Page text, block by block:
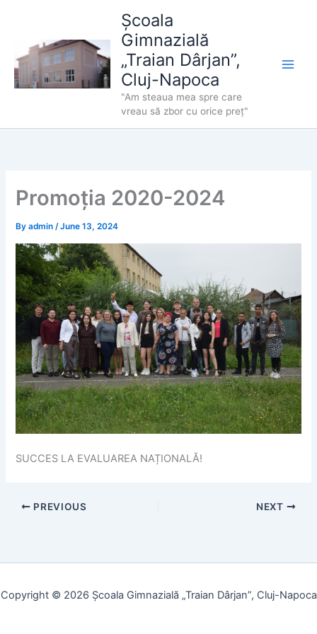
content
Școala
Gimnazială
„Traian Dârjan”,
Cluj-Napoca
"Am steaua mea spre care
vreau să zbor cu orice preț"
Promoția 2020-2024
Byadmin/June 13, 2024
SUCCES LA EVALUAREA NAȚIONALĂ!
PREVIOUS NEXT
Copyright © 2026 Școala Gimnazială „Traian Dârjan”, Cluj-Napoca